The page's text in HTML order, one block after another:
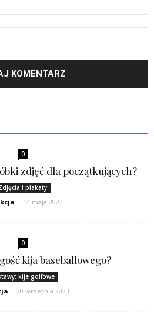
0
zdjęć dla początkujących?
i plakaty
- 14 maja 2024
0
kija baseballowego?
kije golfowe
- 20 września 2023